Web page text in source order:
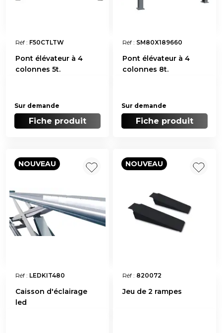
Réf : F50CTLTW
Pont élévateur à 4
colonnes 5t.
Sur demande
Fiche produit
Réf : SM80X189660
Pont élévateur à 4
colonnes 8t.
Sur demande
Fiche produit
NOUVEAU
Réf : LEDKIT480
Caisson d'éclairage
led
NOUVEAU
Réf : 820072
Jeu de 2 rampes